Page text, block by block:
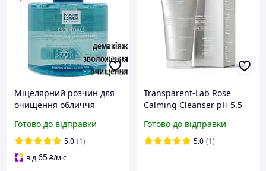
Міцелярний розчин для
очищення обличчя
Micellar Solution Cleanser
3in1
Готово до відправки
5.0 (1)
від65₴/міс
Transparent-Lab Rose
Calming Cleanser pH 5.5
очищення для обличчя
Готово до відправки
5.0 (1)